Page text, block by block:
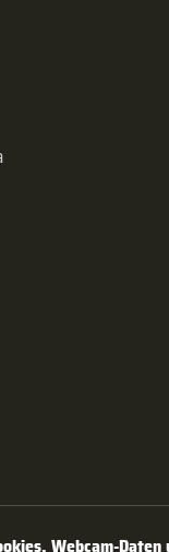
Webcam-